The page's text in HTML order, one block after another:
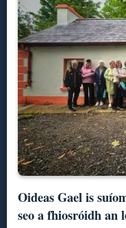
Oideas Gael is
seo a fhiosróidh an